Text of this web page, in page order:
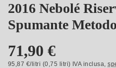
2016 Nebolé
Spumante
71,90 €
95,87 €/litri (0,75 litri) IVA inclusa,